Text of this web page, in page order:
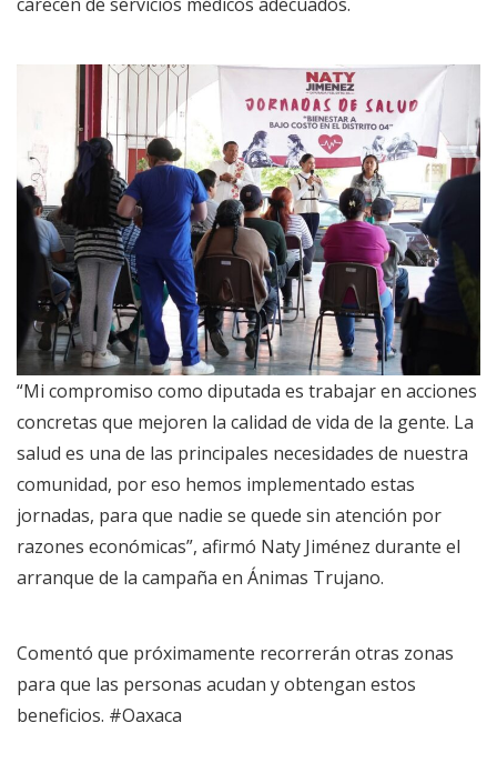
carecen de servicios médicos adecuados.
“Mi compromiso como diputada es trabajar en acciones
concretas que mejoren la calidad de vida de la gente. La
salud es una de las principales necesidades de nuestra
comunidad, por eso hemos implementado estas
jornadas, para que nadie se quede sin atención por
razones económicas”, afirmó Naty Jiménez durante el
arranque de la campaña en Ánimas Trujano.
Comentó que próximamente recorrerán otras zonas
para que las personas acudan y obtengan estos
beneficios. #Oaxaca